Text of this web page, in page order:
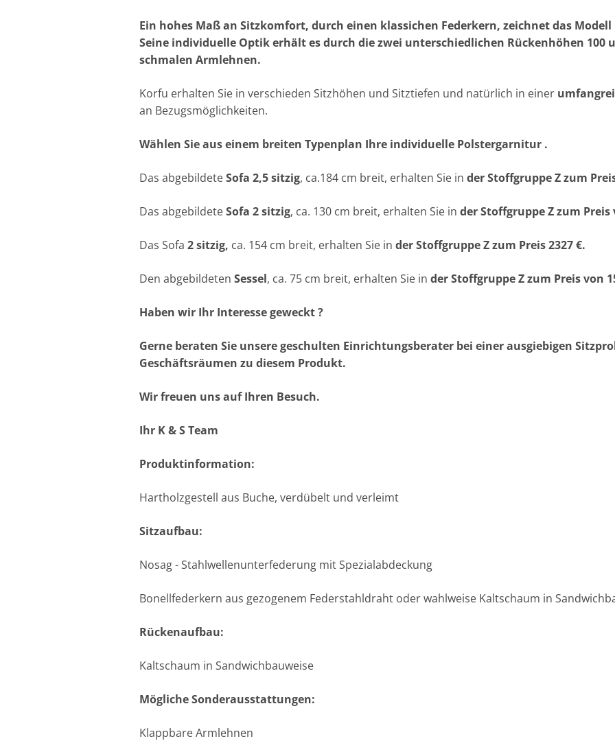
Ein hohes Maß an Sitzkomfort, durch einen klassichen Federkern, zeichnet das
Seine individuelle Optik erhält es durch die zwei unterschiedlichen Rückenhöhen 100
schmalen Armlehnen.
Korfu erhalten Sie in verschieden Sitzhöhen und Sitztiefen und natürlich in einer
an Bezugsmöglichkeiten.
Wählen Sie aus einem breiten Typenplan Ihre individuelle Polstergarnitur .
Das abgebildeteSofa 2,5 sitzig, ca.184 cm breit, erhalten Sie inder Stoffgruppe Z zum
Das abgebildeteSofa 2 sitzig, ca. 130 cm breit, erhalten Sie in der Stoffgruppe Zzum Preis
Das Sofa2 sitzig, ca. 154 cm breit, erhalten Sie inder Stoffgruppe Z zum Preis 2327 €.
Den abgebildetenSessel, ca. 75 cm breit, erhalten Sie inder Stoffgruppe Z zum Preis von
Haben wir Ihr Interesse geweckt ?
Gerne beraten Sie unsere geschulten Einrichtungsberater bei einer ausgiebigen
Geschäftsräumen zu diesem Produkt.
Wir freuen uns auf Ihren Besuch.
Ihr K & S Team
Produktinformation:
Hartholzgestell aus Buche, verdübelt und verleimt
Sitzaufbau:
Nosag - Stahlwellenunterfederung mit Spezialabdeckung
Bonellfederkern aus gezogenem Federstahldraht oder wahlweise Kaltschaum in
Rückenaufbau:
Kaltschaum in Sandwichbauweise
Mögliche Sonderausstattungen:
Klappbare Armlehnen